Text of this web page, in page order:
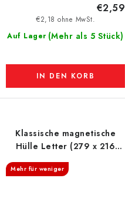
Auf Lager (Mehr als 5 Stück)
€2,18 ohne MwSt.
€2,59
IN DEN KORB
Klassische magnetische
Hülle Letter (279 x 216
mm) - weiß
Mehr für weniger